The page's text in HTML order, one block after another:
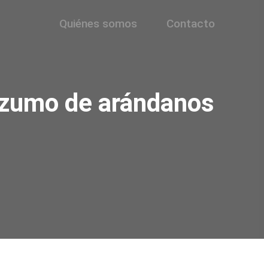
Quiénes somos Contacto
de arándanos